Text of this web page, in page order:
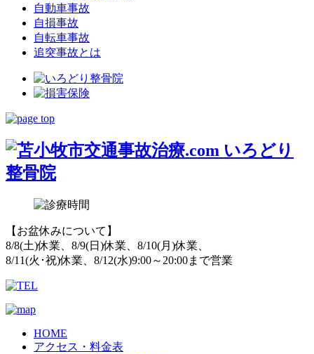
自動車事故
自損事故
自転車事故
追突事故とは
【お盆休みについて】
8/8(土)休業、8/9(日)休業、8/10(月)休業、
8/11(火･祝)休業、8/12(水)9:00～20:00まで営業
HOME
アクセス・料金表